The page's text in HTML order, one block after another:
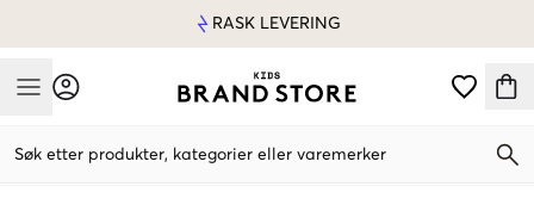
RASK LEVERING
Mobile Menu
Søk etter produkter, kategorier eller varemerker